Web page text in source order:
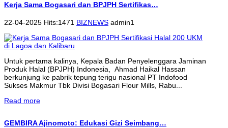
Kerja Sama Bogasari dan BPJPH Sertifikas…
22-04-2025 Hits:1471 BIZNEWS admin1
Untuk pertama kalinya, Kepala Badan Penyelenggara Jaminan
Produk Halal (BPJPH) Indonesia, Ahmad Haikal Hassan
berkunjung ke pabrik tepung terigu nasional PT Indofood
Sukses Makmur Tbk Divisi Bogasari Flour Mills, Rabu...
Read more
GEMBIRA Ajinomoto: Edukasi Gizi Seimbang…